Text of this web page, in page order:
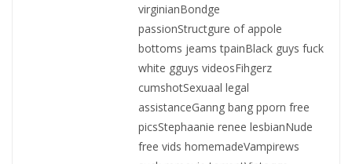
virginianBondge
passionStructgure of appole
bottoms jeams tpainBlack guys fuck
white gguys videosFihgerz
cumshotSexuaal legal
assistanceGanng bang pporn free
picsStephaanie renee lesbianNude
free vids homemadeVampirews